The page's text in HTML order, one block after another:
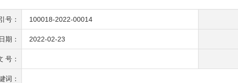
号： 100018-2022-00014
期： 2022-02-23
号：
词：